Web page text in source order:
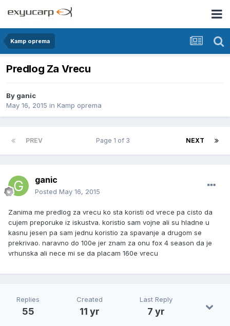
Kamp oprema
Predlog Za Vrecu
By ganic
May 16, 2015 in Kamp oprema
PREV NEXT
Page 1 of 3
ganic
Posted May 16, 2015
Zanima me predlog za vrecu ko sta koristi od vrece pa cisto da
cujem preporuke iz iskustva. koristio sam vojne ali su hladne u
kasnu jesen pa sam jednu koristio za spavanje a drugom se
prekrivao. naravno do 100e jer znam za onu fox 4 season da je
vrhunska ali nece mi se da placam 160e vrecu
Replies
55
Created
11 yr
Last Reply
7 yr